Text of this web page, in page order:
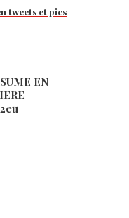
tweets et pics
EN